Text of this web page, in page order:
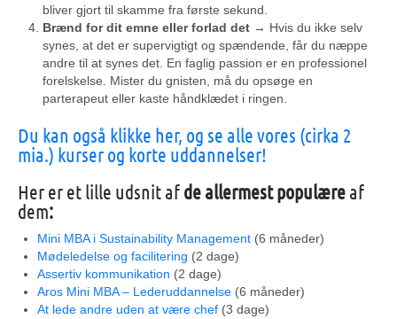
bliver gjort til skamme fra første sekund.
Brænd for dit emne eller forlad det → Hvis du ikke selv
synes, at det er supervigtigt og spændende, får du næppe
andre til at synes det. En faglig passion er en professionel
forelskelse. Mister du gnisten, må du opsøge en
parterapeut eller kaste håndklædet i ringen.
Du kan også klikke her, og se alle vores (cirka 2
mia.) kurser og korte uddannelser!
Her er et lille udsnit afde allermest populæreaf
dem:
Mini MBA i Sustainability Management (6 måneder)
Mødeledelse og facilitering (2 dage)
Assertiv kommunikation (2 dage)
Aros Mini MBA – Lederuddannelse (6 måneder)
At lede andre uden at være chef (3 dage)